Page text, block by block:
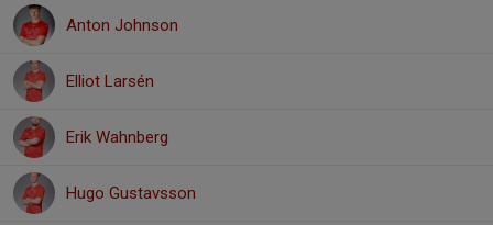
Anton Johnson
Elliot Larsén
Erik Wahnberg
Hugo Gustavsson